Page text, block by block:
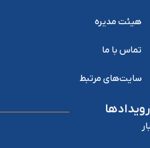
هیئت مدیره
تماس با ما
سایت‌های مرتبط
رویدادها